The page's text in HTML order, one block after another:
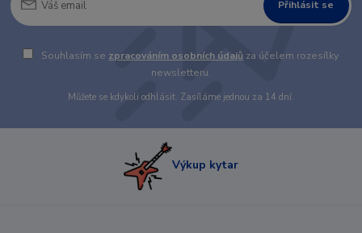
Přihlásit se
Souhlasím se zpracováním osobních údajů za účelem rozesílky
newsletteru.
Můžete se kdykoli odhlásit. Zasíláme jednou za 14 dní.
Výkup kytar